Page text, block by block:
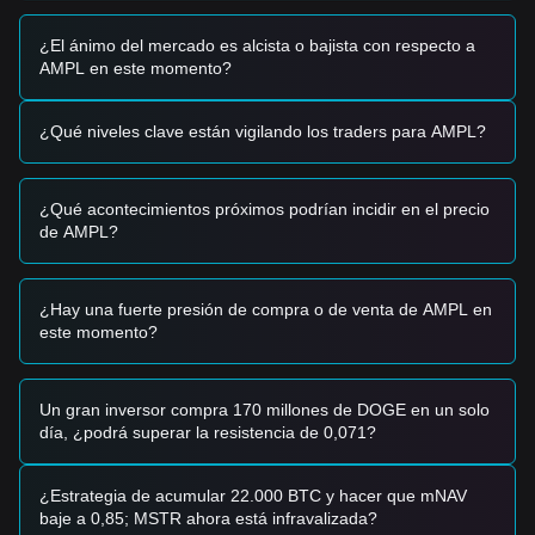
•Correlación del mercado:AMPL mantiene su
característica única de estar menos correlacionado con
activos principales como Bitcoin, atrayendo a inversores que
Señales de trading
Basado en la estructura técnica actual y el impulso del
trading para referencia:
Zona de compra potencial
muestra signos de estabilización, podría representar una
oportunidad de compra a corto plazo.
• Una ruptura por encima del nivel de resistencia de
• Si el precio cae por debajo de$1.23, el mercado podría
entrar en una fase de corrección a corto plazo,
potencialmente probando un soporte psicológico más bajo
Estrategia de compra
¿El ánimo del mercado es alcista o bajista con respecto a
AMPL en este momento?
¿Qué niveles clave están vigilando los traders para AMPL?
¿Qué acontecimientos próximos podrían incidir en el precio
de AMPL?
¿Hay una fuerte presión de compra o de venta de AMPL en
este momento?
Un gran inversor compra 170 millones de DOGE en un solo
día, ¿podrá superar la resistencia de 0,071?
¿Estrategia de acumular 22.000 BTC y hacer que mNAV
baje a 0,85; MSTR ahora está infravalizada?